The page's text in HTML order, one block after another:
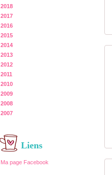
2018
2017
2016
2015
2014
2013
2012
2011
2010
2009
2008
2007
Liens
Ma page Facebook